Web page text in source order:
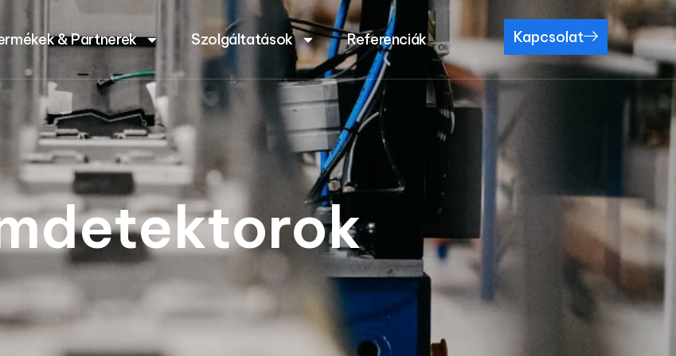
& Partnerek Szolgáltatások Referenciák Kapcsolat